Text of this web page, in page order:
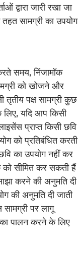
द्वारा जारी रखा जा
सामग्री का उपयोग
समय, निंजामॉक
को खोजने और
तृतीय पक्ष सामग्री कुछ
यदि आप किसी
प्राप्त किसी छवि
को प्रतिबंधित करती
का उपयोग नहीं कर
सीमित कर सकती हैं
करने की अनुमति दी
की अनुमति दी जाती
पर लागू
पालन करने के लिए